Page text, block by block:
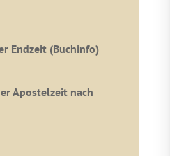
Endzeit (Buchinfo)
Apostelzeit nach